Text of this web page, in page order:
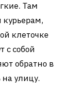
Там
курьерам,
клеточке
с собой
обратно в
улицу.